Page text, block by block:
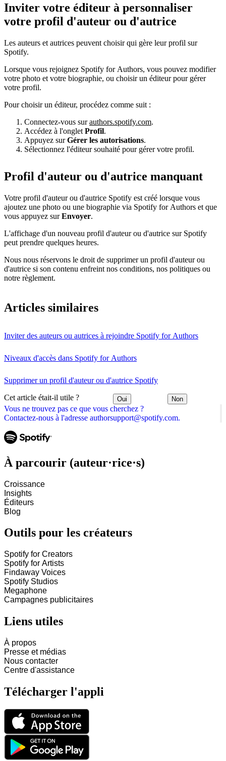
Vous ne trouvez pas ce que vous cherchez ?
Contactez-nous à l'adresse authorsupport@spotify.com.
Inviter votre éditeur à personnaliser
votre profil d'auteur ou d'autrice
Les auteurs et autrices peuvent choisir qui gère leur profil sur
Spotify.
Lorsque vous rejoignez Spotify for Authors, vous pouvez modifier
votre photo et votre biographie, ou choisir un éditeur pour gérer
votre profil.
Pour choisir un éditeur, procédez comme suit :
Connectez-vous surauthors.spotify.com.
Accédez à l'onglet Profil.
Appuyez surGérer les autorisations.
Sélectionnez l'éditeur souhaité pour gérer votre profil.
Profil d'auteur ou d'autrice manquant
Votre profil d'auteur ou d'autrice Spotify est créé lorsque vous
ajoutez une photo ou une biographie via Spotify for Authors et que
vous appuyez surEnvoyer.
L'affichage d'un nouveau profil d'auteur ou d'autrice sur Spotify
peut prendre quelques heures.
Nous nous réservons le droit de supprimer un profil d'auteur ou
d'autrice si son contenu enfreint nos conditions, nos politiques ou
notre règlement.
Articles similaires
Inviter des auteurs ou autrices à rejoindre Spotify for Authors
Niveaux d'accès dans Spotify for Authors
Supprimer un profil d'auteur ou d'autrice Spotify
Cet article était-il utile ? Oui Non
À parcourir (auteur·rice·s)
Croissance
Insights
Éditeurs
Blog
Outils pour les créateurs
Spotify for Creators
Spotify for Artists
Findaway Voices
Spotify Studios
Megaphone
Campagnes publicitaires
Liens utiles
À propos
Presse et médias
Nous contacter
Centre d'assistance
Télécharger l'appli